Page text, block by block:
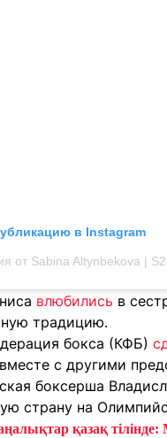
в Instagram
от Sabina Altynbekova |
влюбились в
традицию.
бокса (КФБ)
с другими
боксерша
страну на
қазақ тілінде: